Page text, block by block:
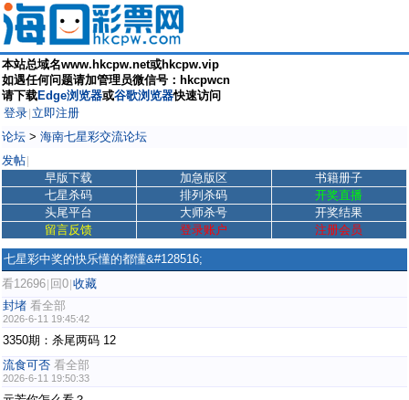
本站总域名www.hkcpw.net或hkcpw.vip
如遇任何问题请加管理员微信号：hkcpwcn
请下载Edge浏览器或谷歌浏览器快速访问
登录 立即注册
论坛 > 海南七星彩交流论坛
发帖
早版下载 加急版区
书籍册子
七星杀码
排列杀码
开奖直播
头尾平台
大师杀号
开奖结果
留言反馈
登录账户 注册会员
七星彩中奖的快乐懂的都懂&#128516;
看12696 回0 收藏
封堵 看全部
2026-6-11 19:45:42
3350期：杀尾两码 12
流食可否 看全部
2026-6-11 19:50:33